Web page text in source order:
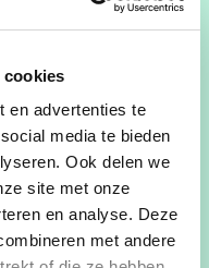
cookies
en advertenties te
media te bieden
Ook delen we
site met onze
en analyse. Deze
met andere
aan te bieden
enz) die de
Hiernaast gaan
van de
te vangen.
Opoeteren
kernen.